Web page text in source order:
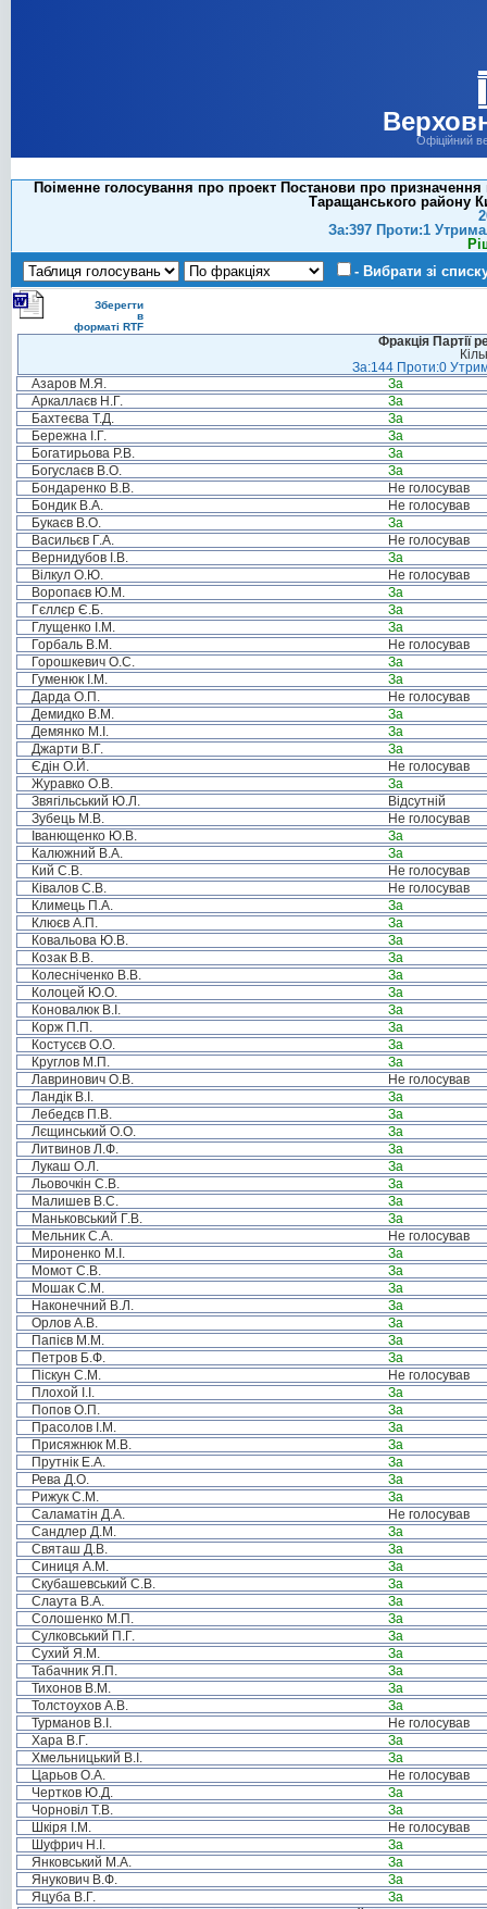
Офіційний
Поіменне голосування про проект Постанови про призначення
Таращанського району
За:397 Проти:1
- Вибрати зі
Зберегти
в
форматі RTF
Фракція Партії
За:144 Проти:0
Азаров М.Я.
За
Аркаллаєв Н.Г.
За
Бахтеєва Т.Д.
За
Бережна І.Г.
За
Богатирьова Р.В.
За
Богуслаєв В.О.
За
Бондаренко В.В.
Не голосував
Бондик В.А.
Не голосував
Букаєв В.О.
За
Васильєв Г.А.
Не голосував
Вернидубов І.В.
За
Вілкул О.Ю.
Не голосував
Воропаєв Ю.М.
За
Гєллєр Є.Б.
За
Глущенко І.М.
За
Горбаль В.М.
Не голосував
Горошкевич О.С.
За
Гуменюк І.М.
За
Дарда О.П.
Не голосував
Демидко В.М.
За
Демянко М.І.
За
Джарти В.Г.
За
Єдін О.Й.
Не голосував
Журавко О.В.
За
Звягільський Ю.Л.
Відсутній
Зубець М.В.
Не голосував
Іванющенко Ю.В.
За
Калюжний В.А.
За
Кий С.В.
Не голосував
Ківалов С.В.
Не голосував
Климець П.А.
За
Клюєв А.П.
За
Ковальова Ю.В.
За
Козак В.В.
За
Колесніченко В.В.
За
Колоцей Ю.О.
За
Коновалюк В.І.
За
Корж П.П.
За
Костусєв О.О.
За
Круглов М.П.
За
Лавринович О.В.
Не голосував
Ландік В.І.
За
Лебедєв П.В.
За
Лєщинський О.О.
За
Литвинов Л.Ф.
За
Лукаш О.Л.
За
Льовочкін С.В.
За
Малишев В.С.
За
Маньковський Г.В.
За
Мельник С.А.
Не голосував
Мироненко М.І.
За
Момот С.В.
За
Мошак С.М.
За
Наконечний В.Л.
За
Орлов А.В.
За
Папієв М.М.
За
Петров Б.Ф.
За
Піскун С.М.
Не голосував
Плохой І.І.
За
Попов О.П.
За
Прасолов І.М.
За
Присяжнюк М.В.
За
Прутнік Е.А.
За
Рева Д.О.
За
Рижук С.М.
За
Саламатін Д.А.
Не голосував
Сандлер Д.М.
За
Святаш Д.В.
За
Синиця А.М.
За
Скубашевський С.В.
За
Слаута В.А.
За
Солошенко М.П.
За
Сулковський П.Г.
За
Сухий Я.М.
За
Табачник Я.П.
За
Тихонов В.М.
За
Толстоухов А.В.
За
Турманов В.І.
Не голосував
Хара В.Г.
За
Хмельницький В.І.
За
Царьов О.А.
Не голосував
Чертков Ю.Д.
За
Чорновіл Т.В.
За
Шкіря І.М.
Не голосував
Шуфрич Н.І.
За
Янковський М.А.
За
Янукович В.Ф.
За
Яцуба В.Г.
За